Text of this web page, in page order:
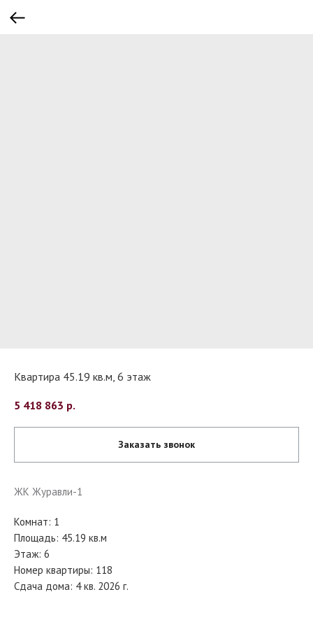
Квартира 45.19 кв.м, 6 этаж
5 418 863 р.
Заказать звонок
ЖК Журавли-1
Комнат: 1
Площадь: 45.19 кв.м
Этаж: 6
Номер квартиры: 118
Сдача дома: 4 кв. 2026 г.